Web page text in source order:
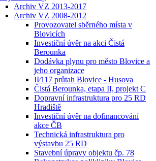
Archiv VZ 2013-2017
Archiv VZ 2008-2012
Provozovatel sběrného místa v
Blovicích
Investiční úvěr na akci Čistá
Berounka
Dodávka plynu pro město Blovice a
jeho organizace
II⁄117 průtah Blovice - Husova
Čistá Berounka, etapa II, projekt C
Dopravní infrastruktura pro 25 RD
Hradiště
Investiční úvěr na dofinancování
akce ČB
Technická infrastruktura pro
výstavbu 25 RD
Stavební úpravy objektu čp. 78